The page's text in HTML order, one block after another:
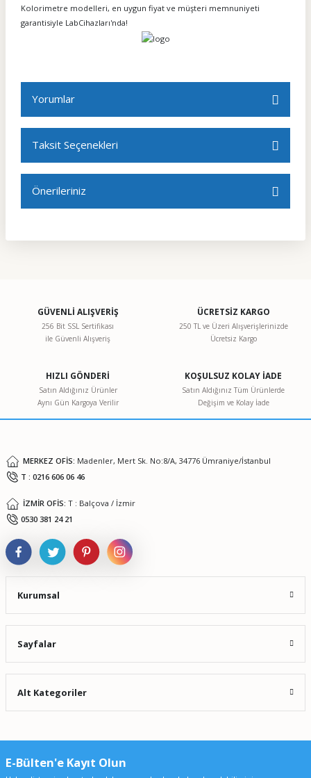
Kolorimetre modelleri, en uygun fiyat ve müşteri memnuniyeti
garantisiyle LabCihazları'nda!
Yorumlar
Taksit Seçenekleri
Önerileriniz
diğer konularda yetersiz gördüğünüz noktaları öneri
Ürün resmi kalitesiz, bozuk veya görüntülenemiyor.
Ürün açıklamasında eksik bilgiler bulunuyor.
Ürün fiyatı diğer sitelerden daha pahalı.
Bu ürüne benzer farklı alternatifler olmalı.
GÜVENLİ ALIŞVERİŞ
256 Bit SSL Sertifikası
ile Güvenli Alışveriş
ÜCRETSİZ KARGO
250 TL ve Üzeri Alışverişlerinizde
Ücretsiz Kargo
HIZLI GÖNDERİ
Satın Aldığınız Ürünler
Aynı Gün Kargoya Verilir
KOŞULSUZ KOLAY İADE
Satın Aldığınız Tüm Ürünlerde
Değişim ve Kolay İade
MERKEZ OFİS: Madenler, Mert Sk. No:8/A, 34776 Ümraniye/İstanbul
T : 0216 606 06 46
İZMİR OFİS: T : Balçova / İzmir
0530 381 24 21
Kurumsal
Sayfalar
Alt Kategoriler
E-Bülten'e Kayıt Olun